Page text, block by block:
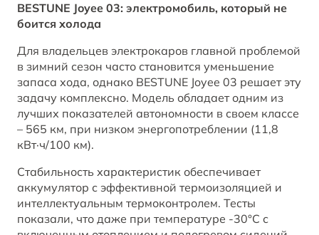
BESTUNE В СОЦСЕТЯХ
BESTUNE Joyee 03: электромобиль, который не
боится холода
Для владельцев электрокаров главной проблемой
в зимний сезон часто становится уменьшение
запаса хода, однако BESTUNE Joyee 03 решает эту
задачу комплексно. Модель обладает одним из
лучших показателей автономности в своем классе
– 565 км, при низком энергопотреблении (11,8
кВт·ч/100 км).
Стабильность характеристик обеспечивает
аккумулятор с эффективной термоизоляцией и
интеллектуальным термоконтролем. Тесты
показали, что даже при температуре -30°C с